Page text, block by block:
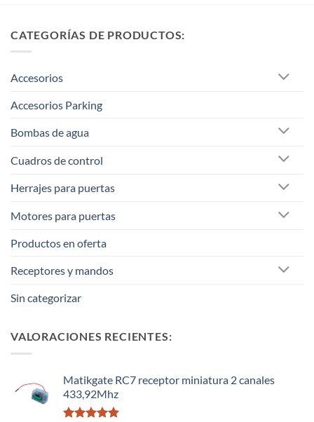
CATEGORÍAS DE PRODUCTOS:
Accesorios
Accesorios Parking
Bombas de agua
Cuadros de control
Herrajes para puertas
Motores para puertas
Productos en oferta
Receptores y mandos
Sin categorizar
VALORACIONES RECIENTES:
Matikgate RC7 receptor miniatura 2 canales
433,92Mhz